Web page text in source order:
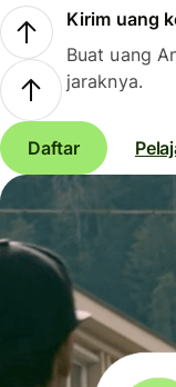
Kirim uang
Buat uang
jaraknya.
Daftar